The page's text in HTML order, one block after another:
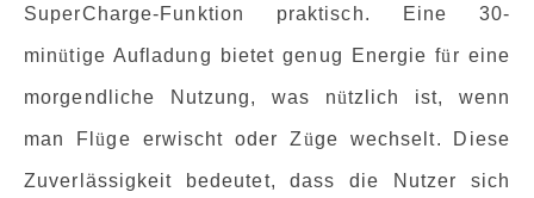
SuperCharge-Funktion praktisch. Eine 30-
minütige Aufladung bietet genug Energie fü r eine
morgendliche Nutzung, was nützlich ist, wenn
man Flüge erwischt oder Züge wechselt. Diese
Zuverlässigkeit bedeutet, dass die Nutzer sich